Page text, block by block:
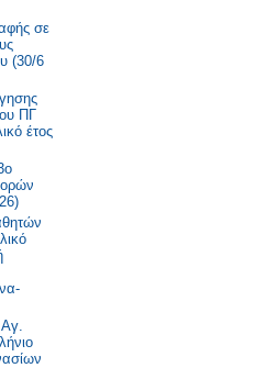
σε
(30/6
ΠΓ
έτος